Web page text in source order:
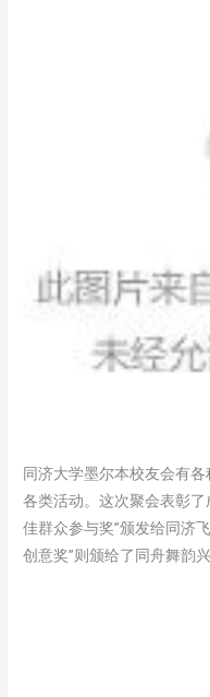
同济大学墨尔本校友会有
各类活动。这次聚会表彰
佳群众参与奖”颁发给同济
创意奖”则颁给了同舟舞韵